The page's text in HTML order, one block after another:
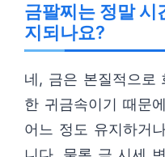
금팔찌는 정말 시
지되나요?
네, 금은 본질적으로
한 귀금속이기 때문
어느 정도 유지하거